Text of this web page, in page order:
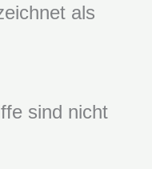
als
sind nicht